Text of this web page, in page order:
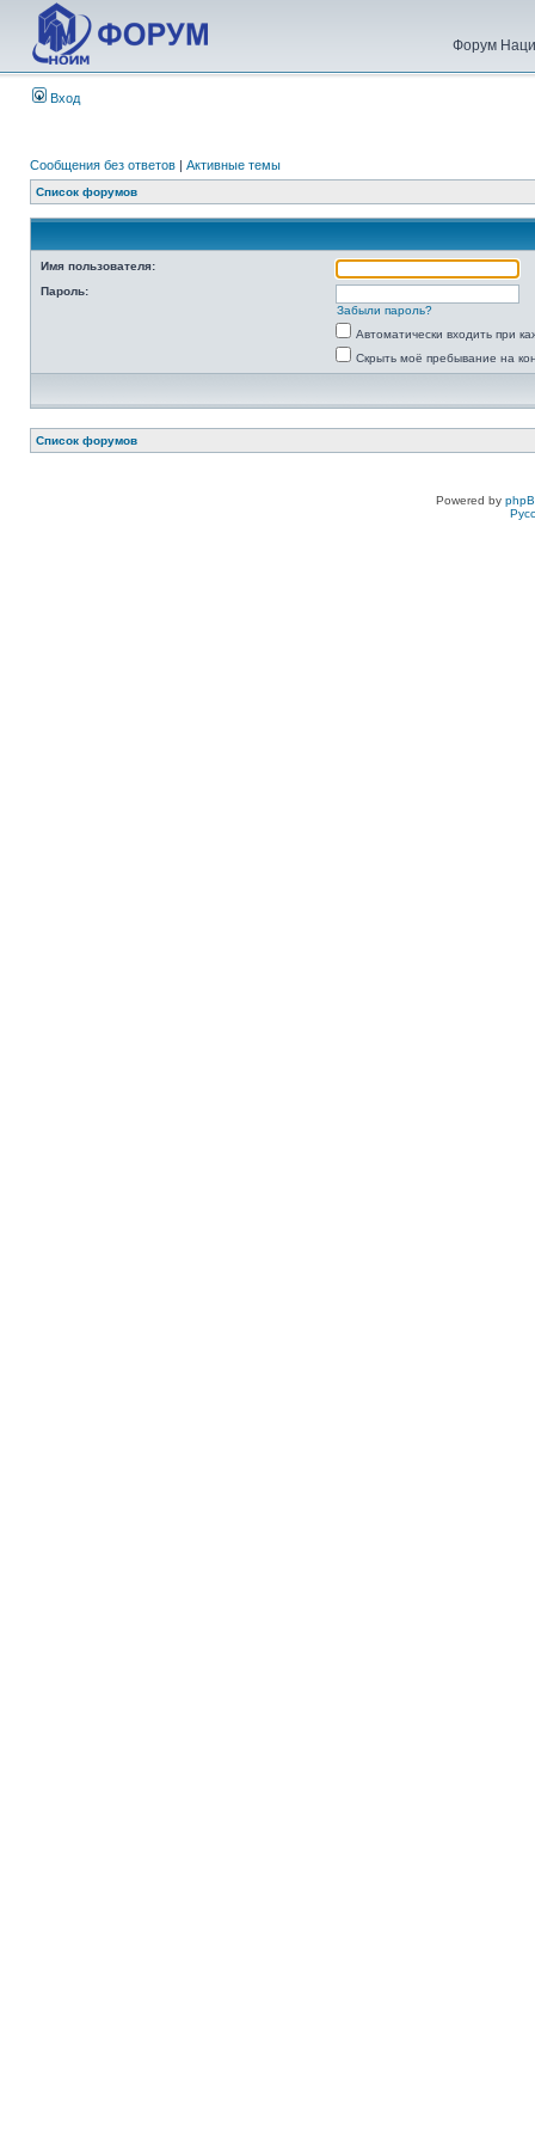
Форум
Вход
Сообщения без ответов | Активные темы
Список форумов
Имя пользователя:
Пароль:
Забыли пароль?
Автоматически входить при
Скрыть моё пребывание на
Список форумов
Powered by